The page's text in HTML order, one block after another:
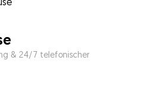
& 24/7 telefonischer